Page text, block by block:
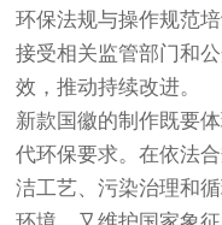
环保法规与操作规范
接受相关监管部门和
效，推动持续改进。
新款国徽的制作既要
代环保要求。在依法
洁工艺、污染治理和